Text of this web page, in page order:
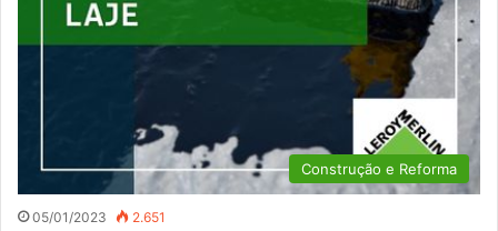
Construção e Reforma
05/01/2023 2.651